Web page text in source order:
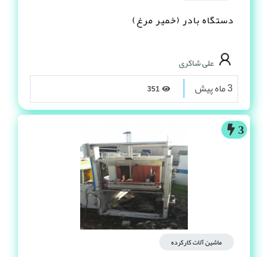
دستگاه بادر (خمیر مرغ)
علی شاکری
3 ماه پیش
3
ماشین آلات کارکرده